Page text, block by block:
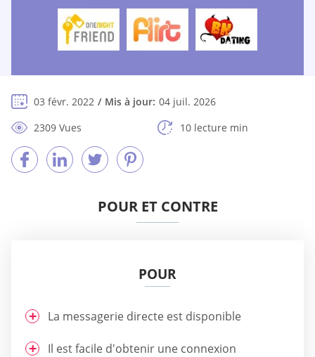
03 févr. 2022 Mis à jour: 04 juil. 2026
2309 Vues
10 lecture min
POUR ET CONTRE
POUR
La messagerie directe est disponible
Il est facile d'obtenir une connexion